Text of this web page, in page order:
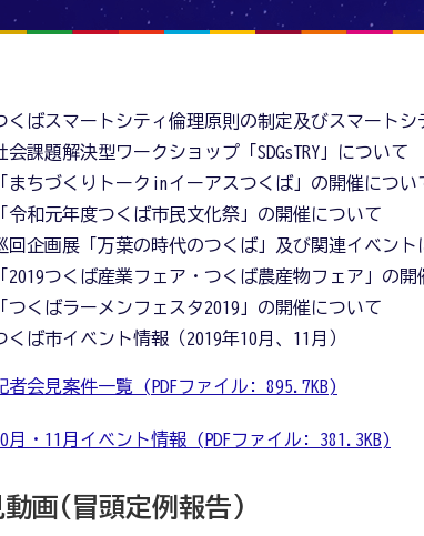
くばスマートシティ倫理原則の制定及びスマート
会課題解決型ワークショップ「SDGsTRY」について
「まちづくりトークinイーアスつくば」の開催につい
「令和元年度つくば市民文化祭」の開催について
回企画展「万葉の時代のつくば」及び関連イベント
「2019つくば産業フェア・つくば農産物フェア」の開
「つくばラーメンフェスタ2019」の開催について
くば市イベント情報（2019年10月、11月）
者会見案件一覧 (PDFファイル: 895.7KB)
月・11月イベント情報 (PDFファイル: 381.3KB)
動画(冒頭定例報告)